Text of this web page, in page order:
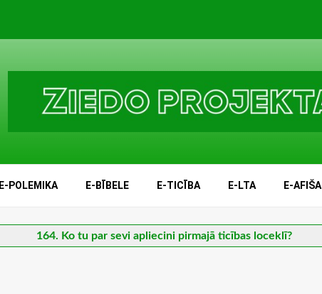
E-POLEMIKA E-BĪBELE E-TICĪBA E-LTA E-AFIŠA
164. Ko tu par sevi apliecini pirmajā ticības loceklī?